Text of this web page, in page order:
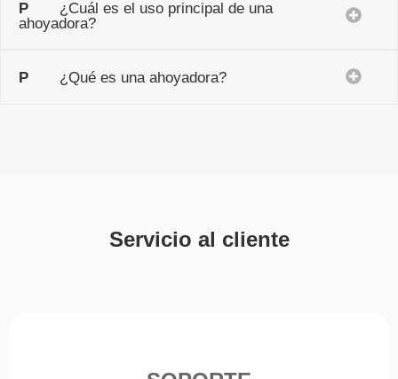
P ¿Cuál es el uso principal de una
ahoyadora?
P ¿Qué es una ahoyadora?
Servicio al cliente